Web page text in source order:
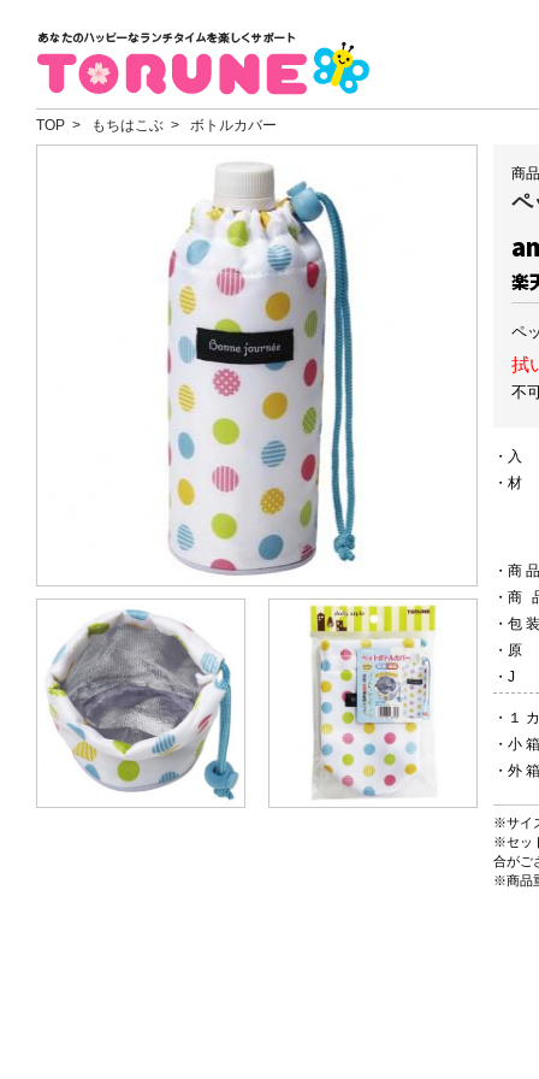
TOP > もちはこぶ > ボトルカバー
商
ペ
楽
ペ
拭
不
・
・
・ 商
・ 商
・ 包
・
・
・
１
・ 小
・ 外
※サイ
※セッ
合がご
※商品